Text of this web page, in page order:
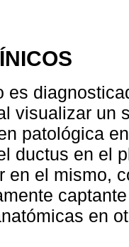
es
visualizar un
patológica
ductus en el
en el mismo,
en